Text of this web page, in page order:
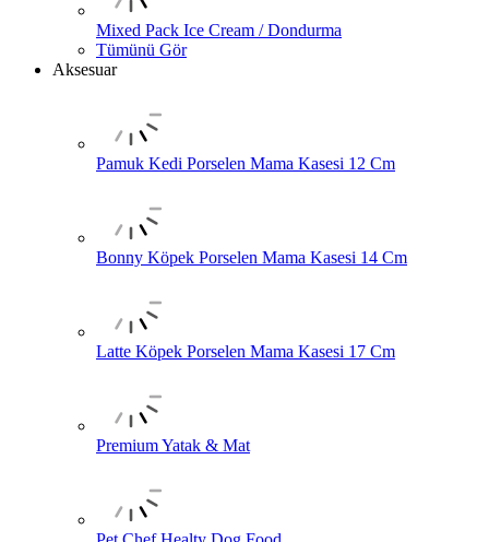
Mixed Pack Ice Cream / Dondurma
Tümünü Gör
Aksesuar
Pamuk Kedi Porselen Mama Kasesi 12 Cm
Bonny Köpek Porselen Mama Kasesi 14 Cm
Latte Köpek Porselen Mama Kasesi 17 Cm
Premium Yatak & Mat